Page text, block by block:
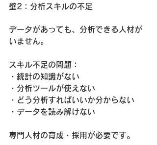
壁2：分析スキルの不足
データがあっても、分析できる人材が
いません。
スキル不足の問題：
・統計の知識がない
・分析ツールが使えない
・どう分析すればいいか分からない
・データを読み解けない
専門人材の育成・採用が必要です。